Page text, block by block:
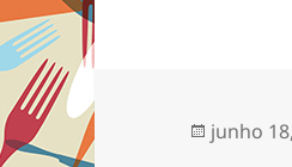
Publicado
junho